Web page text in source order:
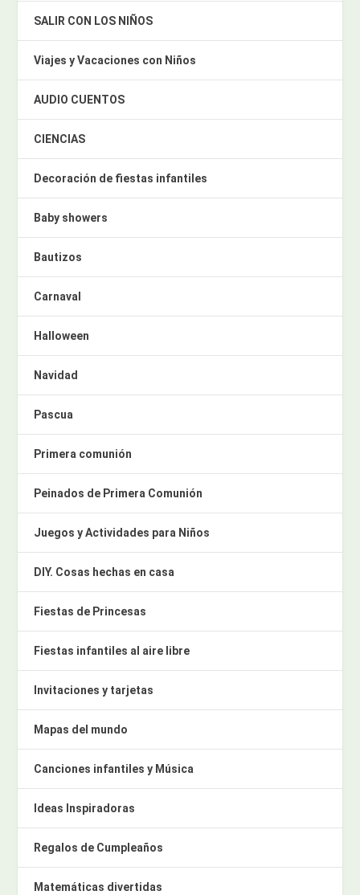
SALIR CON LOS NIÑOS
Viajes y Vacaciones con Niños
AUDIO CUENTOS
CIENCIAS
Decoración de fiestas infantiles
Baby showers
Bautizos
Carnaval
Halloween
Navidad
Pascua
Primera comunión
Peinados de Primera Comunión
Juegos y Actividades para Niños
DIY. Cosas hechas en casa
Fiestas de Princesas
Fiestas infantiles al aire libre
Invitaciones y tarjetas
Mapas del mundo
Canciones infantiles y Música
Ideas Inspiradoras
Regalos de Cumpleaños
Matemáticas divertidas